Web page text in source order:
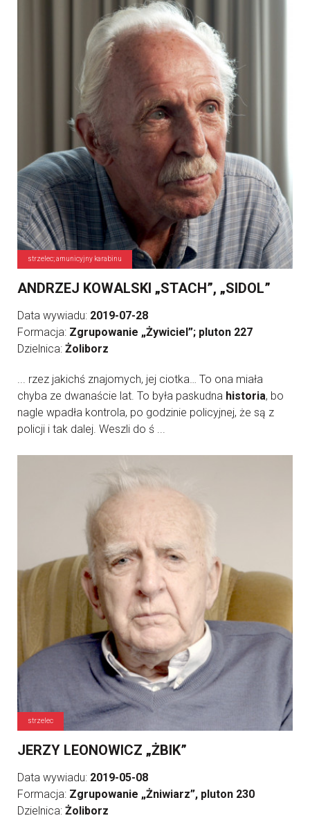
strzelec; amunicyjny karabinu
ANDRZEJ KOWALSKI „STACH”, „SIDOL”
Data wywiadu: 2019-07-28
Formacja: Zgrupowanie „Żywiciel”; pluton 227
Dzielnica: Żoliborz
... rzez jakichś znajomych, jej ciotka… To ona miała
chyba ze dwanaście lat. To była paskudna historia, bo
nagle wpadła kontrola, po godzinie policyjnej, że są z
policji i tak dalej. Weszli do ś ...
strzelec
JERZY LEONOWICZ „ŻBIK”
Data wywiadu: 2019-05-08
Formacja: Zgrupowanie „Żniwiarz”, pluton 230
Dzielnica: Żoliborz